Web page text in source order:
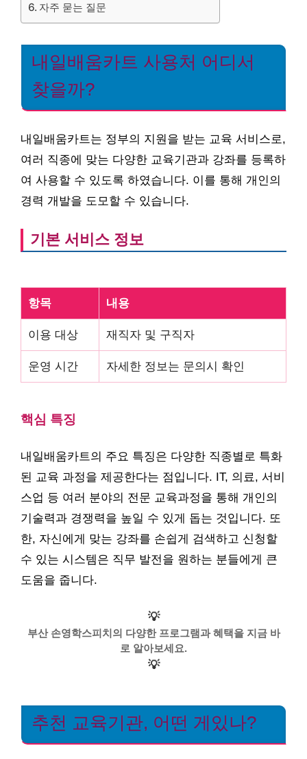
자주 묻는 질문
내일배움카트 사용처 어디서
찾을까?
내일배움카트는 정부의 지원을 받는 교육 서비스로,
여러 직종에 맞는 다양한 교육기관과 강좌를 등록하
여 사용할 수 있도록 하였습니다. 이를 통해 개인의
경력 개발을 도모할 수 있습니다.
기본 서비스 정보
항목 내용
이용 대상 재직자 및 구직자
운영 시간 자세한 정보는 문의시 확인
핵심 특징
내일배움카트의 주요 특징은 다양한 직종별로 특화
된 교육 과정을 제공한다는 점입니다. IT, 의료, 서비
스업 등 여러 분야의 전문 교육과정을 통해 개인의
기술력과 경쟁력을 높일 수 있게 돕는 것입니다. 또
한, 자신에게 맞는 강좌를 손쉽게 검색하고 신청할
수 있는 시스템은 직무 발전을 원하는 분들에게 큰
도움을 줍니다.
💡
부산 손영학스피치의 다양한 프로그램과 혜택을 지금 바
로 알아보세요.
💡
추천 교육기관, 어떤 게있나?